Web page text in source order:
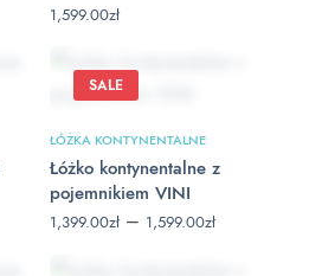
1,599.00zł
SALE
ŁÓŻKA KONTYNENTALNE
Łóżko kontynentalne z
pojemnikiem VINI
1,399.00zł – 1,599.00złZakres